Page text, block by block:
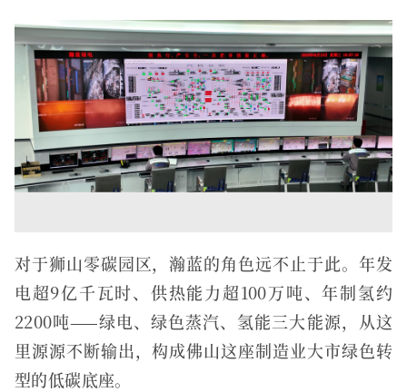
对于狮山零碳园区，瀚蓝的角色远不止于此。年发
电超9亿千瓦时、供热能力超100万吨、年制氢约
2200吨——绿电、绿色蒸汽、氢能三大能源，从这
里源源不断输出，构成佛山这座制造业大市绿色转
型的低碳底座。